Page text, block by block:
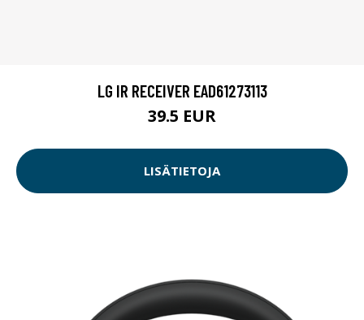
LG IR RECEIVER EAD61273113
39.5 EUR
LISÄTIETOJA